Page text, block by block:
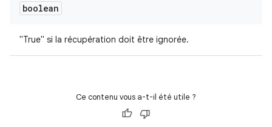
boolean
"True" si la récupération doit être ignorée.
Ce contenu vous a-t-il été utile ?